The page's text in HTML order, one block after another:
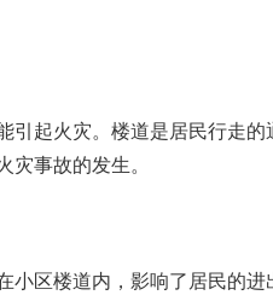
引起火灾。楼道是居民行走的
事故的发生。
小区楼道内，影响了居民的进